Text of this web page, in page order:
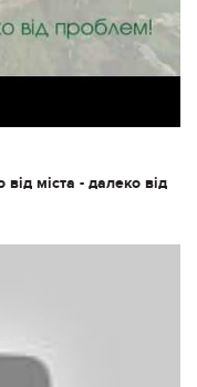
міста - далеко від